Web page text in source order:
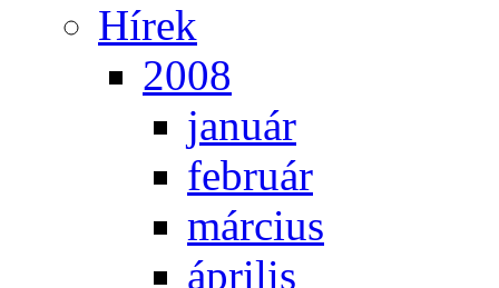
Hí­rek
2008
ja­nu­ár
feb­ru­ár
már­ci­us
áp­ri­lis